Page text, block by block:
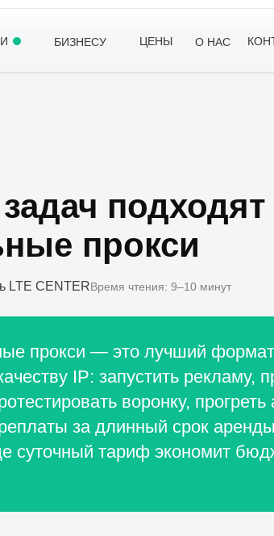
БИЗНЕСУ ЦЕНЫ О НАС
прокси
LTE CENTERВремя чтения: 9–10 минут
прокси — это лучший формат,
IP: запустить
воронку,
за длинный срок
суточный тариф экономит